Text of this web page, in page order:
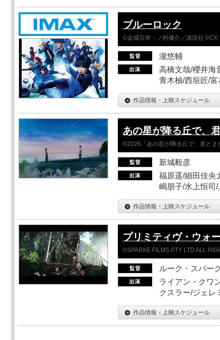
ブルーロック
©金城宗幸・ノ村優介／講談社 ©CK
瀧悠輔
高橋文哉/櫻井海
青木柚/西垣匠/
作品情報・上映スケジュール
あの星が降る丘で、
©2026「あの星が降る丘で、君とま
新城毅彦
福原遥/細田佳央
嶋朋子/水上恒司
作品情報・上映スケジュール
プリミティヴ・ウォ
©SPARKE FILMS PTY LTD ALL
ルーク・スパー
ライアン・クワ
クスラー/ジェレ
作品情報・上映スケジュール